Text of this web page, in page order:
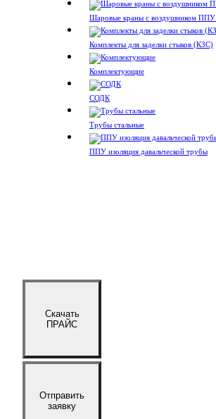
Шаровые краны с воздушником ППУ
Комплекты для заделки стыков (КЗС)
Комплектующие
СОДК
Трубы стальные
ППУ изоляция давальческой трубы
Скачать
ПРАЙС
Отправить
заявку